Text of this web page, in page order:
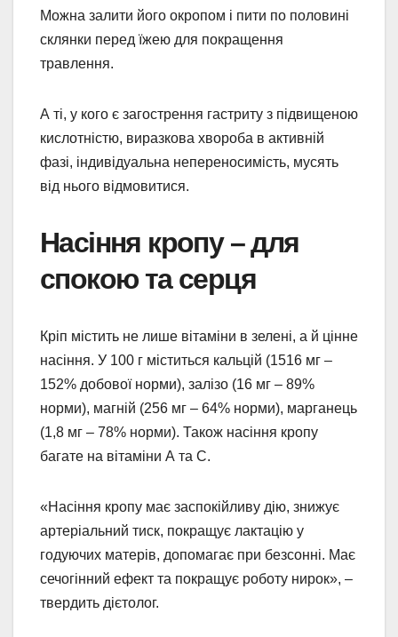
Можна залити його окропом і пити по половині
склянки перед їжею для покращення
травлення.
А ті, у кого є загострення гастриту з підвищеною
кислотністю, виразкова хвороба в активній
фазі, індивідуальна непереносимість, мусять
від нього відмовитися.
Насіння кропу – для
спокою та серця
Кріп містить не лише вітаміни в зелені, а й цінне
насіння. У 100 г міститься кальцій (1516 мг –
152% добової норми), залізо (16 мг – 89%
норми), магній (256 мг – 64% норми), марганець
(1,8 мг – 78% норми). Також насіння кропу
багате на вітаміни А та С.
«Насіння кропу має заспокійливу дію, знижує
артеріальний тиск, покращує лактацію у
годуючих матерів, допомагає при безсонні. Має
сечогінний ефект та покращує роботу нирок», –
твердить дієтолог.